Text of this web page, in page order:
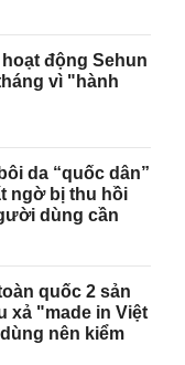
động Sehun
vì "hành
da “quốc dân”
ngờ bị thu hồi
dùng cần
quốc 2 sản
xả "made in Việt
nên kiểm